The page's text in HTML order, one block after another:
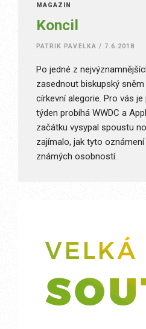
MAGAZÍN
Koncil
PATRIK PAVELKA / 7.6.2018
Po jedné z
zasednout biskupský
církevní alegorie. Pro vás
týden probíhá WWDC a
začátku vysypal spoustu
zajímalo, jak tyto
známých osobností.